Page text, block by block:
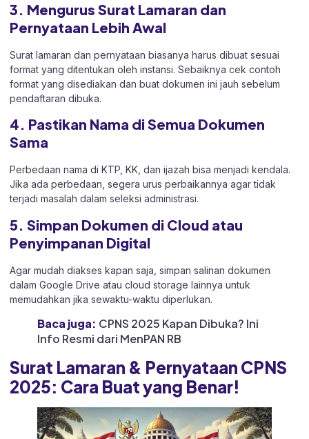
3. Mengurus Surat Lamaran dan
Pernyataan Lebih Awal
Surat lamaran dan pernyataan biasanya harus dibuat sesuai
format yang ditentukan oleh instansi. Sebaiknya cek contoh
format yang disediakan dan buat dokumen ini jauh sebelum
pendaftaran dibuka.
4. Pastikan Nama di Semua Dokumen
Sama
Perbedaan nama di KTP, KK, dan ijazah bisa menjadi kendala.
Jika ada perbedaan, segera urus perbaikannya agar tidak
terjadi masalah dalam seleksi administrasi.
5. Simpan Dokumen di Cloud atau
Penyimpanan Digital
Agar mudah diakses kapan saja, simpan salinan dokumen
dalam Google Drive atau cloud storage lainnya untuk
memudahkan jika sewaktu-waktu diperlukan.
Baca juga: CPNS 2025 Kapan Dibuka? Ini
Info Resmi dari MenPAN RB
Surat Lamaran & Pernyataan CPNS
2025: Cara Buat yang Benar!